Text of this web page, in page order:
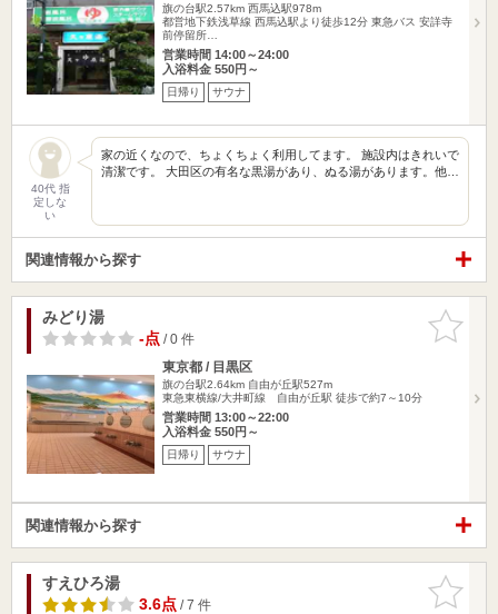
旗の台駅2.57km 西馬込駅978m
都営地下鉄浅草線 西馬込駅より徒歩12分 東急バス 安詳寺
前停留所…
営業時間 14:00～24:00
入浴料金 550円～
日帰り サウナ
40代 指
定しな
い
家の近くなので、ちょくちょく利用してます。 施設内はきれいで
清潔です。 大田区の有名な黒湯があり、ぬる湯があります。他…
関連情報から探す
お気に入
りに追加
みどり湯
-点/ 0 件
東京都 / 目黒区
旗の台駅2.64km 自由が丘駅527m
東急東横線/大井町線 自由が丘駅 徒歩で約7～10分
営業時間 13:00～22:00
入浴料金 550円～
日帰り サウナ
関連情報から探す
お気に入
りに追加
すえひろ湯
3.6点/ 7 件